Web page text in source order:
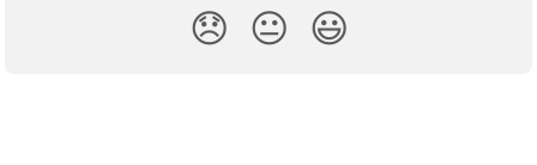
😞 😐 😃